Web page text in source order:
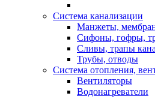
Система канализации
Манжеты,
Сифоны, гофры,
Сливы, трапы
Трубы, отводы
Система отопления,
Вентиляторы
Водонагреватели